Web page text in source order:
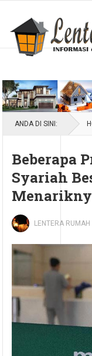
ANDA DI SINI:
Beberapa
Syariah
LENTERA RUMAH